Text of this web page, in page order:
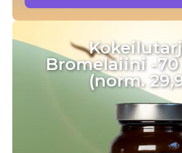
Bromelaiini -70
(norm.